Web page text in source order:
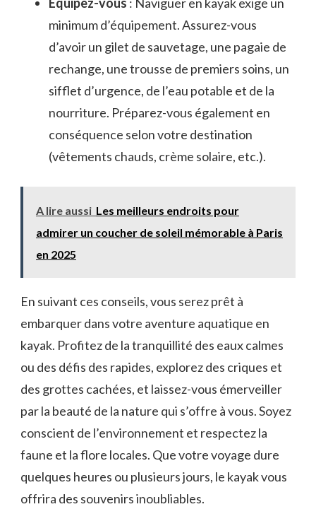
minimum​ d’équipement. Assurez-vous
d’avoir un gilet ‌de sauvetage, une pagaie de
rechange, une trousse de premiers soins, un
sifflet ‌d’urgence, de l’eau potable et de​ la
nourriture. Préparez-vous également en
conséquence selon ​votre destination
(vêtements chauds, ⁣crème solaire, etc.).
A lire aussi Les meilleurs endroits pour
admirer un coucher de soleil mémorable à Paris
en 2025
En suivant ces conseils, vous serez prêt à
embarquer‍ dans votre aventure aquatique en
kayak. Profitez de la​ tranquillité​ des eaux calmes
ou ⁤des⁢ défis des rapides, explorez des criques et
des grottes cachées, et laissez-vous émerveiller
par la beauté de la nature qui s’offre à vous. Soyez
conscient de l’environnement et respectez la
faune ‍et la ‍flore locales. Que votre voyage dure
quelques heures ou plusieurs jours, le kayak vous⁣
offrira des souvenirs inoubliables.